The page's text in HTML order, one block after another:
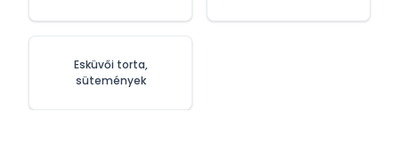
Esküvői torta,
sütemények